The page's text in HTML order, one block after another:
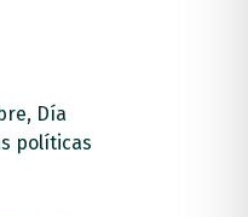
Día
políticas